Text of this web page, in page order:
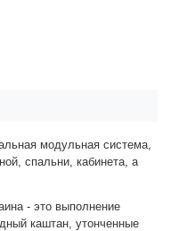
модульная система,
спальни, кабинета, а
- это выполнение
каштан, утонченные